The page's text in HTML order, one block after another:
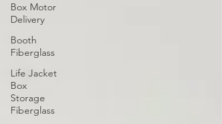
Box Motor
Delivery
Booth
Fiberglass
Life Jacket
Box
Storage
Fiberglass